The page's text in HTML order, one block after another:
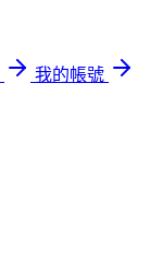
我的帳號